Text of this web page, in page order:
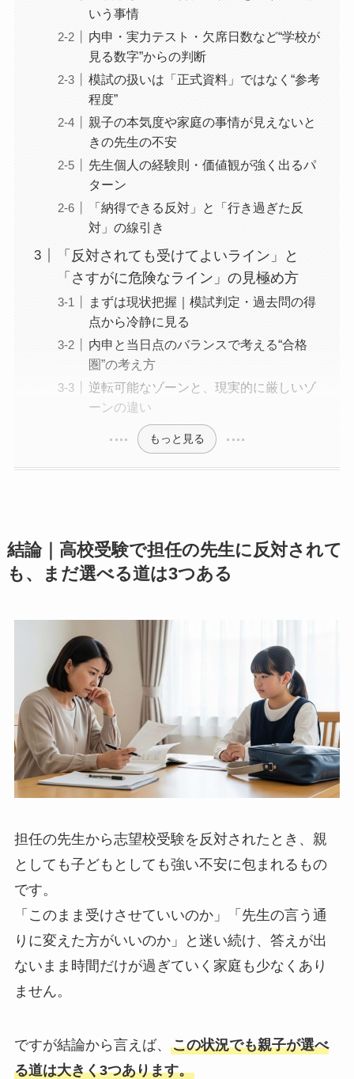
いう事情
内申・実力テスト・欠席日数など“学校が
見る数字”からの判断
模試の扱いは「正式資料」ではなく“参考
程度”
親子の本気度や家庭の事情が見えないと
きの先生の不安
先生個人の経験則・価値観が強く出るパ
ターン
「納得できる反対」と「行き過ぎた反
対」の線引き
「反対されても受けてよいライン」と
「さすがに危険なライン」の見極め方
まずは現状把握｜模試判定・過去問の得
点から冷静に見る
内申と当日点のバランスで考える“合格
圏”の考え方
逆転可能なゾーンと、現実的に厳しいゾ
ーンの違い
もっと見る
結論｜高校受験で担任の先生に反対されて
も、まだ選べる道は3つある
担任の先生から志望校受験を反対されたとき、親
としても子どもとしても強い不安に包まれるもの
です。
「このまま受けさせていいのか」「先生の言う通
りに変えた方がいいのか」と迷い続け、答えが出
ないまま時間だけが過ぎていく家庭も少なくあり
ません。
ですが結論から言えば、 この状況でも親子が選べ
る道は大きく3つあります。